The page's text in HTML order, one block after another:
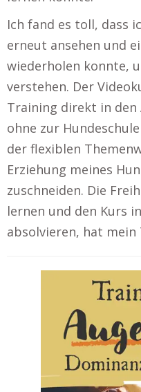
Ich fand es toll, dass
erneut ansehen und
wiederholen konnte,
verstehen. Der
Training direkt in den
ohne zur
der flexiblen
Erziehung meines
zuschneiden. Die
lernen und den Kurs
absolvieren, hat